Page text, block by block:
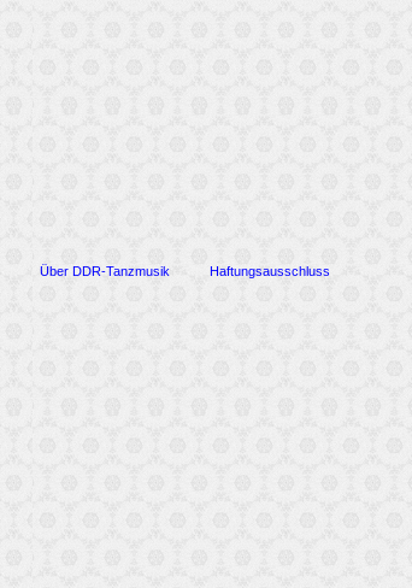
Über DDR-Tanzmusik Haftungsausschluss